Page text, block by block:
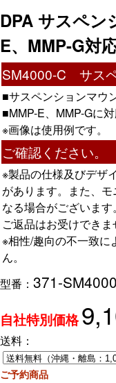
DPA サスペン
E、MMP-G対
SM4000-C サス
■サスペンションマウ
■MMP-E、MMP-Gに
※画像は使用例です。
ご確認ください。
※製品の仕様及びデザ
があります。また、
なる場合がございま
ご返品はお受けできま
※相性/趣向の不一致に
ん。
型番： 371-
自社特別価格
送料：
ご予約商品